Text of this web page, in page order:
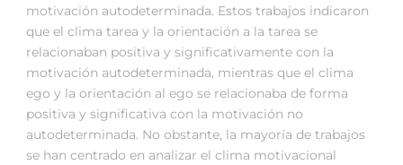
motivación autodeterminada. Estos trabajos indicaron
que el clima tarea y la orientación a la tarea se
relacionaban positiva y significativamente con la
motivación autodeterminada, mientras que el clima
ego y la orientación al ego se relacionaba de forma
positiva y significativa con la motivación no
autodeterminada. No obstante, la mayoría de trabajos
se han centrado en analizar el clima motivacional